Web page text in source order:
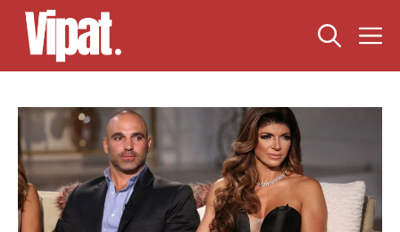
Skip
content